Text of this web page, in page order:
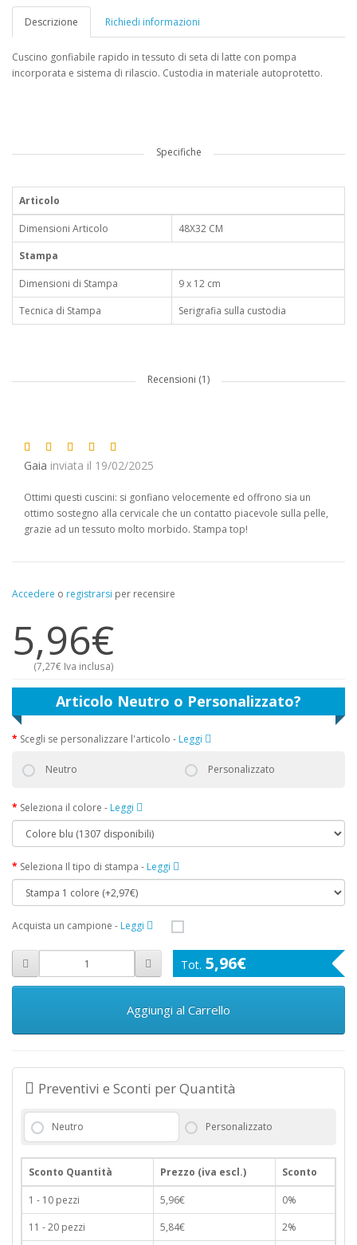
Descrizione Richiedi informazioni
Cuscino gonfiabile rapido in tessuto di seta di latte con pompa
incorporata e sistema di rilascio. Custodia in materiale autoprotetto.
Specifiche
Articolo
Dimensioni Articolo
48X32 CM
Stampa
Dimensioni di Stampa
9 x 12 cm
Tecnica di Stampa
Serigrafia sulla custodia
Recensioni (1)
Gaia inviata il 19/02/2025
Ottimi questi cuscini: si gonfiano velocemente ed offrono sia un
ottimo sostegno alla cervicale che un contatto piacevole sulla pelle,
grazie ad un tessuto molto morbido. Stampa top!
Accedere o registrarsi per recensire
5,96€
(7,27€ Iva inclusa)
Articolo Neutro o Personalizzato?
Scegli se personalizzare l'articolo - Leggi
Neutro Personalizzato
Seleziona il colore - Leggi
Seleziona Il tipo di stampa - Leggi
Acquista un campione - Leggi
5,96€
Aggiungi al Carrello
Preventivi e Sconti per Quantità
Neutro Personalizzato
Sconto Quantità Prezzo (iva escl.) Sconto
1 - 10 pezzi 5,96€
0%
11 - 20 pezzi
5,84€ 2%